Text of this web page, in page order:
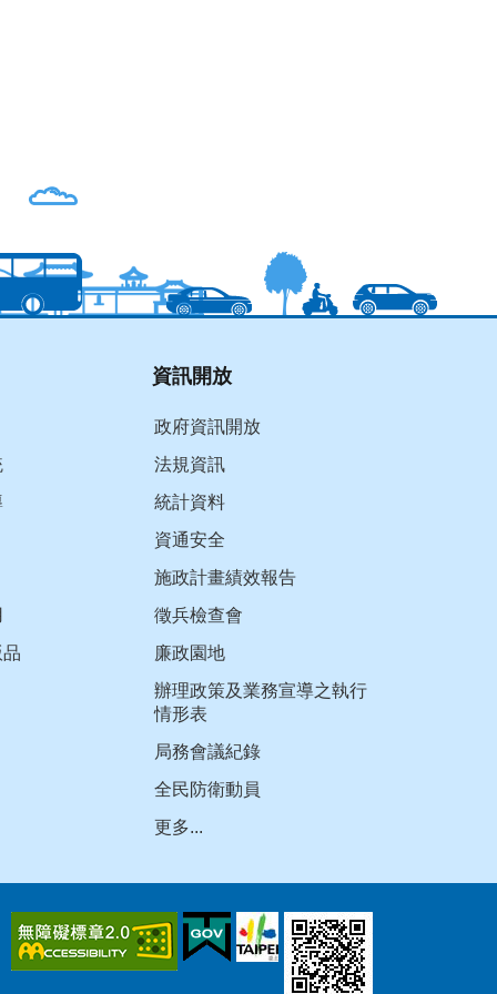
資訊開放
政府資訊開放
法規資訊
統計資料
資通安全
施政計畫績效報告
徵兵檢查會
廉政園地
辦理政策及業務宣導之執行
情形表
局務會議紀錄
全民防衛動員
更多...